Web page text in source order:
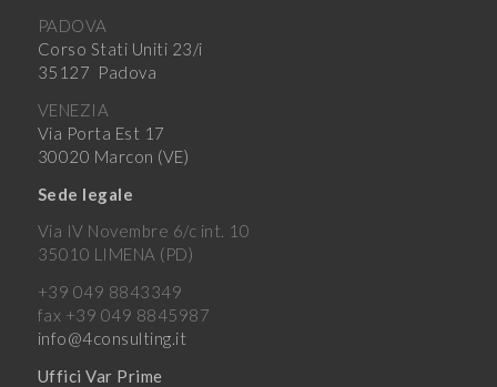
PADOVA
Corso Stati Uniti 23/i
35127 Padova
VENEZIA
Via Porta Est 17
30020 Marcon (VE)
Sede legale
Via IV Novembre 6/c int. 10
35010 LIMENA (PD)
+39 049 8843349
fax +39 049 8845987
info@4consulting.it
Uffici Var Prime